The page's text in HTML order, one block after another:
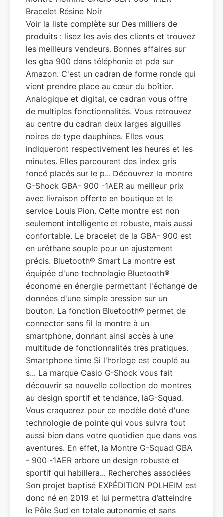
Bracelet Résine Noir
Voir la liste complète sur Des milliers de
produits : lisez les avis des clients et trouvez
les meilleurs vendeurs. Bonnes affaires sur
les gba 900 dans téléphonie et pda sur
Amazon. C'est un cadran de forme ronde qui
vient prendre place au cœur du boîtier.
Analogique et digital, ce cadran vous offre
de multiples fonctionnalités. Vous retrouvez
au centre du cadran deux larges aiguilles
noires de type dauphines. Elles vous
indiqueront respectivement les heures et les
minutes. Elles parcourent des index gris
foncé placés sur le p... Découvrez la montre
G-Shock GBA- 900 -1AER au meilleur prix
avec livraison offerte en boutique et le
service Louis Pion. Cette montre est non
seulement intelligente et robuste, mais aussi
confortable. Le bracelet de la GBA- 900 est
en uréthane souple pour un ajustement
précis. Bluetooth® Smart La montre est
équipée d'une technologie Bluetooth®
économe en énergie permettant l'échange de
données d'une simple pression sur un
bouton. La fonction Bluetooth® permet de
connecter sans fil la montre à un
smartphone, donnant ainsi accès à une
multitude de fonctionnalités très pratiques.
Smartphone time Si l'horloge est couplé au
s... La marque Casio G-Shock vous fait
découvrir sa nouvelle collection de montres
au design sportif et tendance, laG-Squad.
Vous craquerez pour ce modèle doté d'une
technologie de pointe qui vous suivra tout
aussi bien dans votre quotidien que dans vos
aventures. En effet, la Montre G-Squad GBA
- 900 -1AER arbore un design robuste et
sportif qui habillera... Recherches associées
Son projet baptisé EXPÉDITION POLHEIM est
donc né en 2019 et lui permettra d’atteindre
le Pôle Sud en totale autonomie et sans